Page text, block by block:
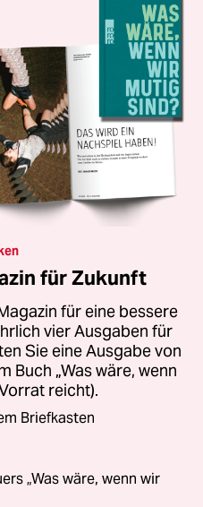
für Zukunft
für eine bessere
vier Ausgaben für
Sie eine Ausgabe von
Buch „Was wäre, wenn
reicht).
Briefkasten
„Was wäre, wenn wir